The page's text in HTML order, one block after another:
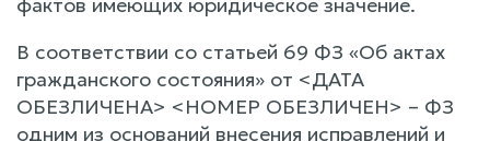
В соответствии со статьей 69 ФЗ «Об актах
гражданского состояния» от <ДАТА
ОБЕЗЛИЧЕНА> <НОМЕР ОБЕЗЛИЧЕН> – ФЗ
одним из оснований внесения исправлений и